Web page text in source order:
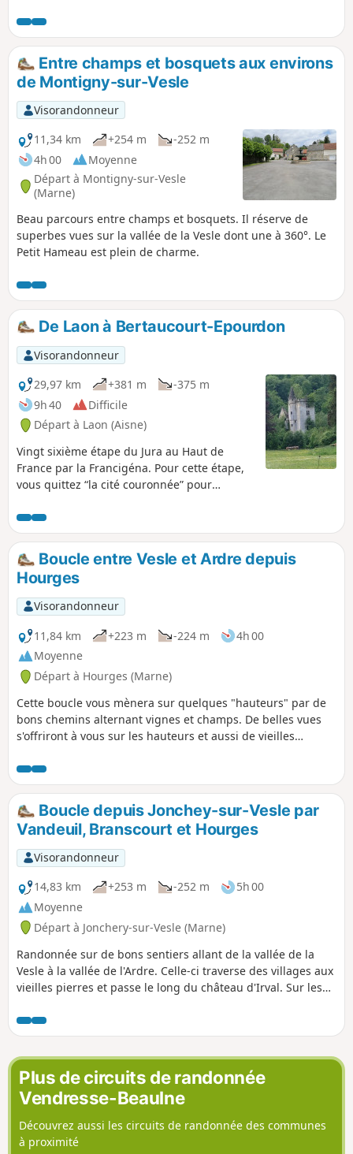
Entre champs et bosquets aux environs
de Montigny-sur-Vesle
Visorandonneur
11,34 km
+254 m
-252 m
4h 00
Moyenne
Départ à Montigny-sur-Vesle
(Marne)
Beau parcours entre champs et bosquets. Il réserve de
superbes vues sur la vallée de la Vesle dont une à 360°. Le
Petit Hameau est plein de charme.
De Laon à Bertaucourt-Epourdon
Visorandonneur
29,97 km
+381 m
-375 m
9h 40
Difficile
Départ à Laon (Aisne)
Vingt sixième étape du Jura au Haut de
France par la Francigéna. Pour cette étape,
vous quittez “la cité couronnée” pour
mène jusqu'au village de Cessières connu
pour son chaos rocheux nommé la Hottée de
Gargantua. Puis vous poursuivez ensuite
vers Saint-Nicolas-aux-bois où vous pouvez
découvrir la robuste Croix Cesine qui se
dresse en sentinelle aux abords du village,
l’ancienne abbaye de bénédictins, et un
prieuré fortifié du XIV​e​ siècle : le Tortoir.
Votre chemin ne s'arrête pas là, puisqu'il
vous faut encore marcher quelques
kilomètres, en traversant la Forêt de Saint-
Gobain, avant d'arriver dans le village de
Bertaucourt-Epourdon .
Boucle entre Vesle et Ardre depuis
Hourges
Visorandonneur
11,84 km
+223 m -224 m
4h 00
Moyenne
Départ à Hourges (Marne)
Cette boucle vous mènera sur quelques "hauteurs" par de
bons chemins alternant vignes et champs. De belles vues
s'offriront à vous sur les hauteurs et aussi de vieilles
balisage Jaune.
Boucle depuis Jonchey-sur-Vesle par
Vandeuil, Branscourt et Hourges
Visorandonneur
14,83 km
+253 m -252 m
5h 00
Moyenne
Départ à Jonchery-sur-Vesle (Marne)
Randonnée sur de bons sentiers allant de la vallée de la
Vesle à la vallée de l'Ardre. Celle-ci traverse des villages aux
vieilles pierres et passe le long du château d'Irval. Sur les
la vallée de l'Ardre, Puis au retour, sur le massif de Saint-
Thierry et le Mont Die.
Plus de circuits de randonnée
Vendresse-Beaulne
Découvrez aussi les circuits de randonnée des communes
à proximité